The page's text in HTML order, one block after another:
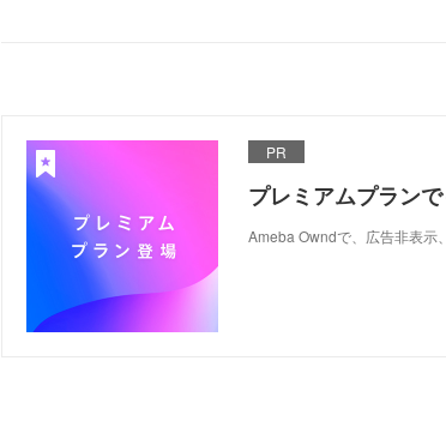
PR
プレミアムプラン
Ameba Owndで、広告非表示